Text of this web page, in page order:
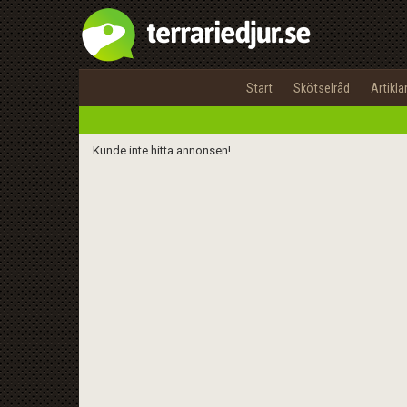
Start Skötselråd Artiklar
Kunde inte hitta annonsen!